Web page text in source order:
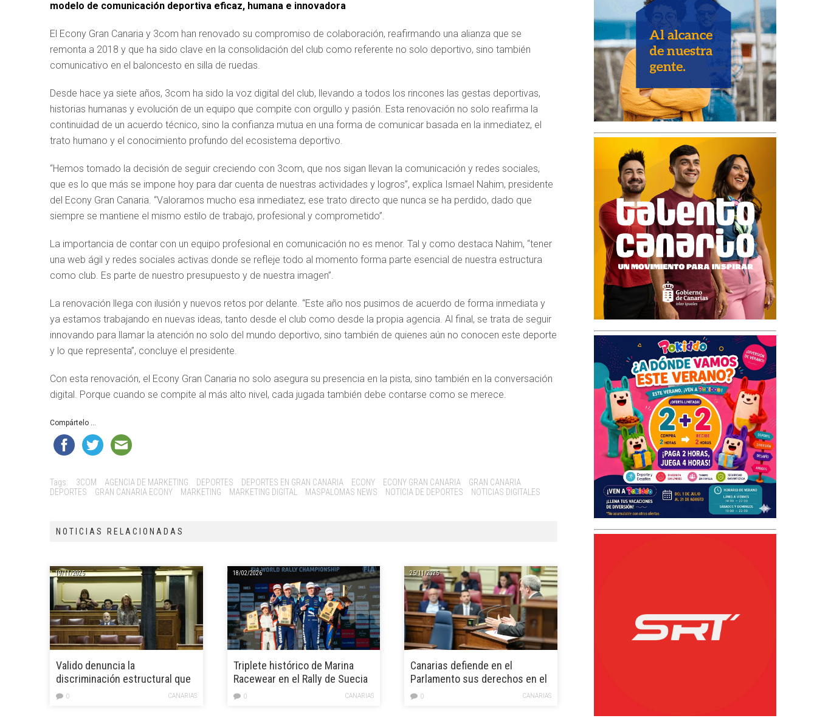
modelo de comunicación deportiva eficaz, humana e innovadora
El Econy Gran Canaria y 3com han renovado su compromiso de colaboración, reafirmando una alianza que se
remonta a 2018 y que ha sido clave en la consolidación del club como referente no solo deportivo, sino también
comunicativo en el baloncesto en silla de ruedas.
Desde hace ya siete años, 3com ha sido la voz digital del club, llevando a todos los rincones las gestas deportivas,
historias humanas y evolución de un equipo que compite con orgullo y pasión. Esta renovación no solo reafirma la
continuidad de un acuerdo técnico, sino la confianza mutua en una forma de comunicar basada en la inmediatez, el
trato humano y el conocimiento profundo del ecosistema deportivo.
“Hemos tomado la decisión de seguir creciendo con 3com, que nos sigan llevan la comunicación y redes sociales,
que es lo que más se impone hoy para dar cuenta de nuestras actividades y logros”, explica Ismael Nahim, presidente
del Econy Gran Canaria. “Valoramos mucho esa inmediatez, ese trato directo que nunca se ha perdido, dado que
siempre se mantiene el mismo estilo de trabajo, profesional y comprometido”.
La importancia de contar con un equipo profesional en comunicación no es menor. Tal y como destaca Nahim, “tener
una web ágil y redes sociales activas donde se refleje todo al momento forma parte esencial de nuestra estructura
como club. Es parte de nuestro presupuesto y de nuestra imagen”.
La renovación llega con ilusión y nuevos retos por delante. “Este año nos pusimos de acuerdo de forma inmediata y
ya estamos trabajando en nuevas ideas, tanto desde el club como desde la propia agencia. Al final, se trata de seguir
innovando para llamar la atención no solo del mundo deportivo, sino también de quienes aún no conocen este deporte
y lo que representa”, concluye el presidente.
Con esta renovación, el Econy Gran Canaria no solo asegura su presencia en la pista, sino también en la conversación
digital. Porque cuando se compite al más alto nivel, cada jugada también debe contarse como se merece.
Compártelo ...
Tags: 3COM AGENCIA DE MARKETING DEPORTES DEPORTES EN GRAN CANARIA ECONY ECONY GRAN CANARIA
GRAN CANARIA
DEPORTES
GRAN CANARIA ECONY MARKETING MARKETING DIGITAL MASPALOMAS NEWS NOTICIA DE DEPORTES NOTICIAS DIGITALES
NOTICIAS RELACIONADAS
19/11/2025
Valido denuncia la
discriminación estructural que
afecta a los artistas canariosCANARIAS
0
18/02/2026
Triplete histórico de Marina
Racewear en el Rally de Suecia
del WRC 2026
CANARIAS
0
25/11/2025
Canarias defiende en el
Parlamento sus derechos en el
REF y el estatus RUP
CANARIAS
0